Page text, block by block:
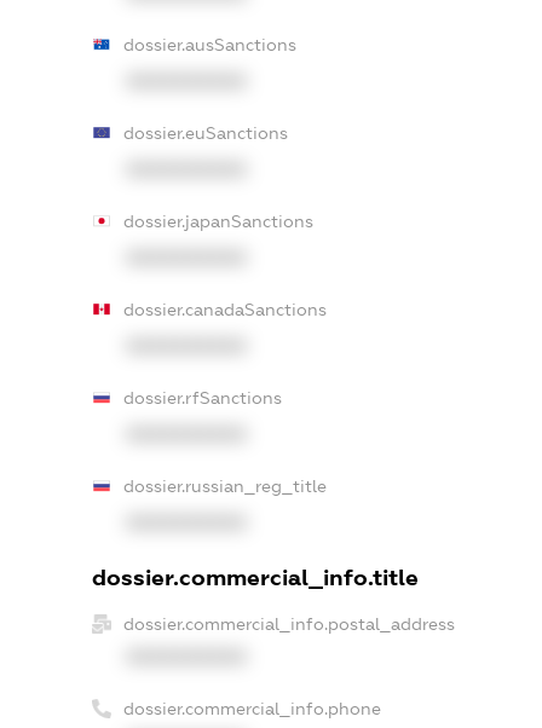
dossier.ausSanctions
dossier.euSanctions
dossier.japanSanctions
dossier.canadaSanctions
dossier.rfSanctions
dossier.russian_reg_title
dossier.commercial_info.title
dossier.commercial_info.postal_address
dossier.commercial_info.phone